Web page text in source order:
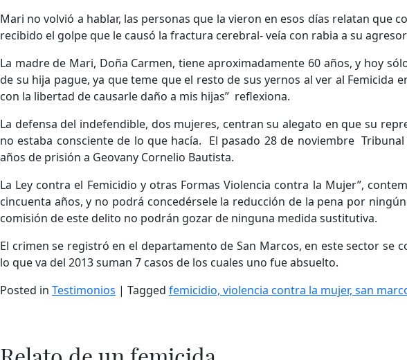
Mari no volvió a hablar, las personas que la vieron en esos días relatan que
recibido el golpe que le causó la fractura cerebral- veía con rabia a su
La madre de Mari, Doña Carmen, tiene aproximadamente 60 años, y hoy
de su hija pague, ya que teme que el resto de sus yernos al ver al Femicida
con la libertad de causarle daño a mis hijas” reflexiona.
La defensa del indefendible, dos mujeres, centran su alegato en que su
no estaba consciente de lo que hacía. El pasado 28 de noviembre
años de prisión a Geovany Cornelio Bautista.
La Ley contra el Femicidio y otras Formas Violencia contra la Mujer”,
cincuenta años, y no podrá concedérsele la reducción de la pena por
comisión de este delito no podrán gozar de ninguna medida sustitutiva.
El crimen se registró en el departamento de San Marcos, en este sector se
lo que va del 2013 suman 7 casos de los cuales uno fue absuelto.
Posted in Testimonios | Tagged femicidio, violencia contra la mujer, san